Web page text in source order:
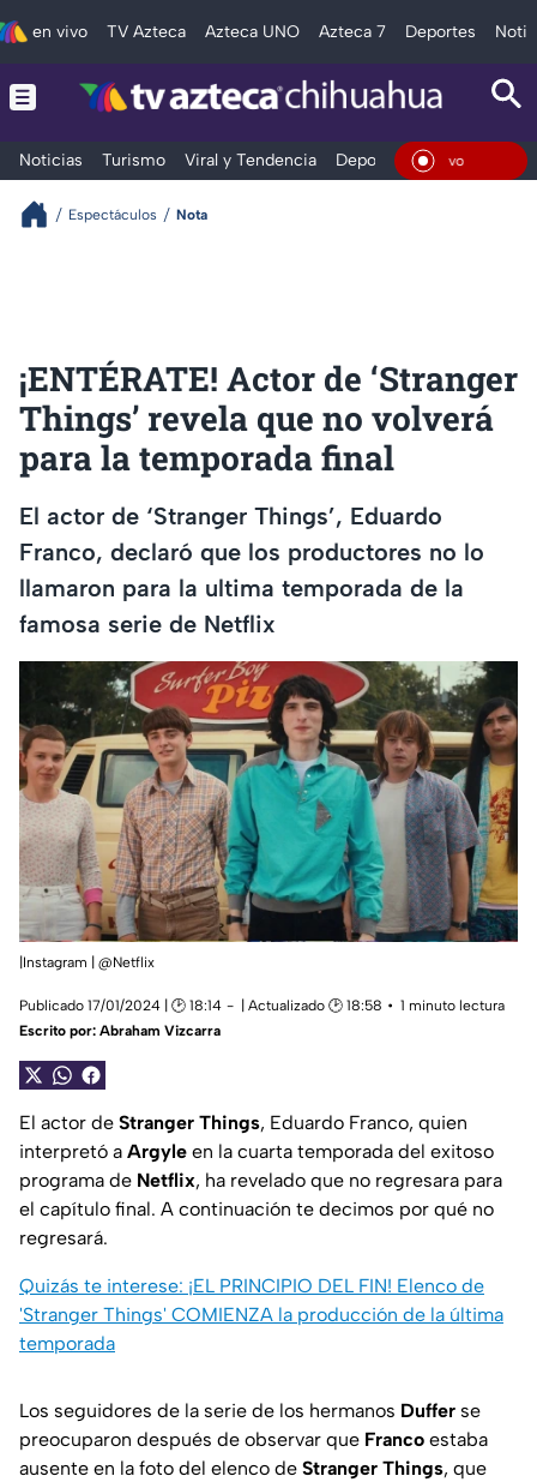
en vivo TV Azteca Azteca UNO Azteca 7 Deportes
Noticias Turismo Viral y Tendencia Deportes Espectáculos
En
Espectáculos Nota
¡ENTÉRATE! Actor de ‘Stranger
Things’ revela que no volverá
para la temporada final
El actor de ‘Stranger Things’, Eduardo
Franco, declaró que los productores no lo
llamaron para la ultima temporada de la
famosa serie de Netflix
|Instagram | @Netflix
Publicado 17/01/2024 | 🕑 18:14 | Actualizado 🕑 18:58
1 minuto lectura
Escrito por: Abraham Vizcarra
El actor de Stranger Things, Eduardo Franco, quien
interpretó a Argyle en la cuarta temporada del exitoso
programa de Netflix, ha revelado que no regresara para
el capítulo final. A continuación te decimos por qué no
regresará.
Quizás te interese: ¡EL PRINCIPIO DEL FIN! Elenco de
'Stranger Things' COMIENZA la producción de la última
temporada
Los seguidores de la serie de los hermanos Duffer se
preocuparon después de observar que Franco estaba
ausente en la foto del elenco de Stranger Things, que